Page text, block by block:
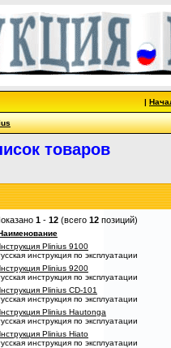
|
товаров
1 - 12 (всего 12 позиций)
Plinius 9100
инструкция по эксплуатации
Plinius 9200
инструкция по эксплуатации
Plinius CD-101
инструкция по эксплуатации
Plinius Hautonga
инструкция по эксплуатации
Plinius Hiato
инструкция по эксплуатации